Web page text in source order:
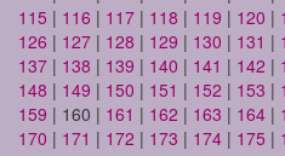
115 | 116 | 117 | 118 | 119 | 120 |
126 | 127 | 128 | 129 | 130 | 131 |
137 | 138 | 139 | 140 | 141 | 142 |
148 | 149 | 150 | 151 | 152 | 153 |
159 | 160 | 161 | 162 | 163 | 164 |
170 | 171 | 172 | 173 | 174 | 175 |